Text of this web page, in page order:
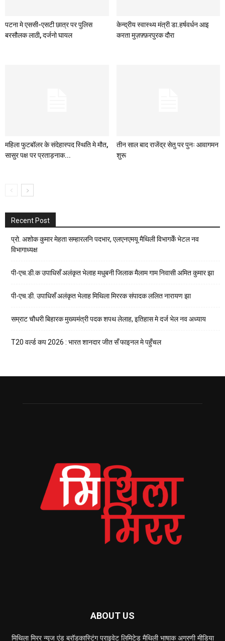
पटना मे एससी-एसटी छात्र पर पुलिस
बरसौलक लाठी, दर्जनो घायल
केन्द्रीय स्वास्थ्य मंत्री डा.हर्षवर्धन आइ
करता मुज़फ़्फ़रपुरक दौरा
महिला फुटबॉलर के संदेहास्पद स्थिति मे मौत,
सासुर पक्ष पर प्रताड़नाक...
तीन साल बाद राजेंद्र सेतु पर पुनः आवागमन
शुरू
Recent Post
प्रो. अशोक कुमार मेहता सम्हारलनि पदभार, एलएनएमयू मैथिली विभागकेँ भेटल नव
विभागाध्यक्ष
पी-एच.डी.क उपाधिसँ अलंकृत भेलाह मधुबनी जिलाक मैलाम गाम निवासी अमित कुमार झा
पी-एच.डी. उपाधिसँ अलंकृत भेलाह मिथिला मिररक संपादक ललित नारायण झा
सम्राट चौधरी बिहारक मुख्यमंत्री पदक शपथ लेलाह, इतिहास मे दर्ज भेल नव अध्याय
T20 वर्ल्ड कप 2026 : भारत शानदार जीत सँ फाइनल मे पहुँचल
ABOUT US
मिथिला मिरर न्यूज एंड ब्रॉडकास्टिंग प्राइवेट लिमिटेड मैथिली भाषाक अग्रणी मीडिया